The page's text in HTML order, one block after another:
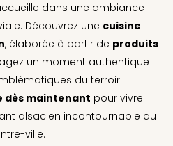
dans une ambiance
Découvrez une cuisine
, élaborée à partir de produits
un moment authentique
du terroir.
dès maintenant pour vivre
alsacien incontournable au
ville.